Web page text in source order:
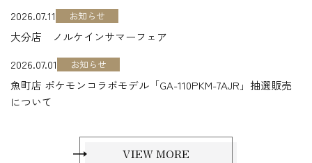
2026.07.11
お知らせ
大分店 ノルケインサマーフェア
2026.07.01
お知らせ
魚町店 ポケモンコラボモデル「GA-110PKM-7AJR」抽選販売
について
VIEW MORE